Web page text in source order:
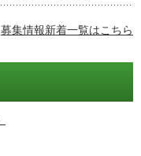
募集情報新着一覧はこちら